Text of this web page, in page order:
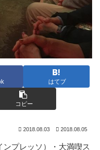
はてブ
コピー
2018.08.03 2018.08.05
プレッソ）・大満喫ス